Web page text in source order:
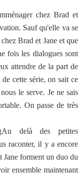
chez Brad et
Sauf qu'elle va se
Brad et Jane et que
fois les dialogues sont
attendre de la part de
cette série, on sait ce
le serve. Je ne sais
On passe de très
Au delà des petites
raconter, il y a encore
Jane forment un duo du
ensemble maintenant